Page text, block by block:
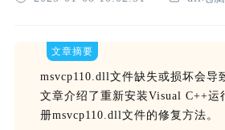
文章摘要
msvcp110.dll文件缺失或损坏会导
文章介绍了重新安装Visual C++运
册msvcp110.dll文件的修复方法。